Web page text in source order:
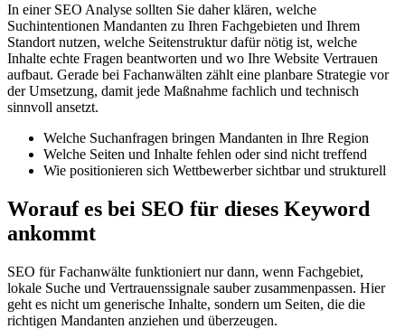
In einer SEO Analyse sollten Sie daher klären, welche
Suchintentionen Mandanten zu Ihren Fachgebieten und Ihrem
Standort nutzen, welche Seitenstruktur dafür nötig ist, welche
Inhalte echte Fragen beantworten und wo Ihre Website Vertrauen
aufbaut. Gerade bei Fachanwälten zählt eine planbare Strategie vor
der Umsetzung, damit jede Maßnahme fachlich und technisch
sinnvoll ansetzt.
Welche Suchanfragen bringen Mandanten in Ihre Region
Welche Seiten und Inhalte fehlen oder sind nicht treffend
Wie positionieren sich Wettbewerber sichtbar und strukturell
Worauf es bei SEO für dieses Keyword
ankommt
SEO für Fachanwälte funktioniert nur dann, wenn Fachgebiet,
lokale Suche und Vertrauenssignale sauber zusammenpassen. Hier
geht es nicht um generische Inhalte, sondern um Seiten, die die
richtigen Mandanten anziehen und überzeugen.